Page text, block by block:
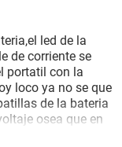
led de la
de corriente se
portatil con la
loco ya no se que
de la bateria
osea que en
puede ser? ya